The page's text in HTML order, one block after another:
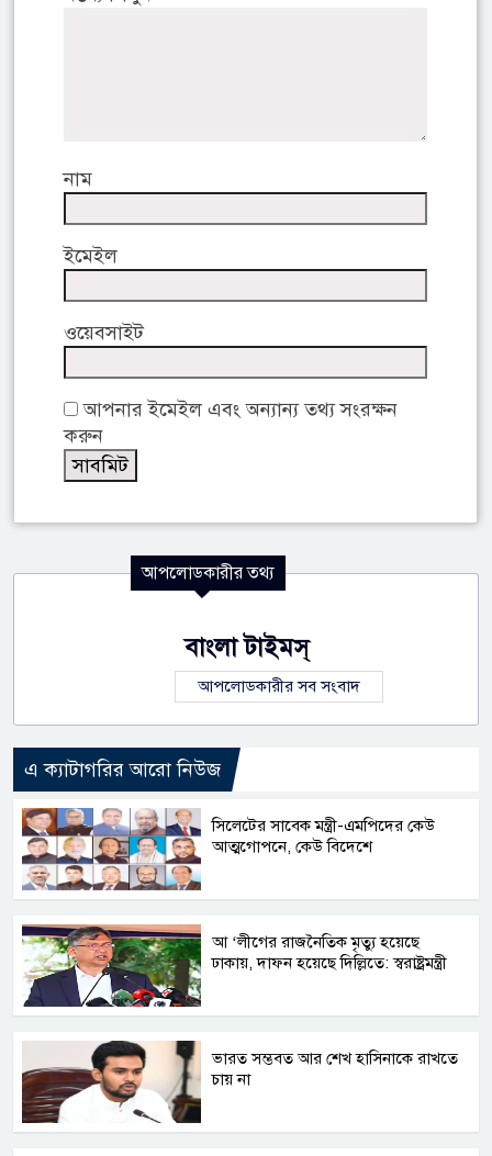
নাম
ইমেইল
ওয়েবসাইট
আপনার ইমেইল এবং অন্যান্য তথ্য সংরক্ষন
করুন
আপলোডকারীর তথ্য
বাংলা টাইমস্
আপলোডকারীর সব সংবাদ
এ ক্যাটাগরির আরো নিউজ
সিলেটের সাবেক মন্ত্রী-এমপিদের কেউ
আত্মগোপনে, কেউ বিদেশে
আ ‘লীগের রাজনৈতিক মৃত্যু হয়েছে
ঢাকায়, দাফন হয়েছে দিল্লিতে: স্বরাষ্ট্রমন্ত্রী
ভারত সম্ভবত আর শেখ হাসিনাকে রাখতে
চায় না